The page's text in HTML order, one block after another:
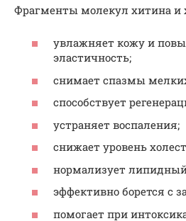
Фрагменты молекул хитина и
увлажняет кожу и
эластичность;
снимает спазмы
способствует
устраняет воспаления;
снижает уровень
нормализует
эффективно борется с
помогает при